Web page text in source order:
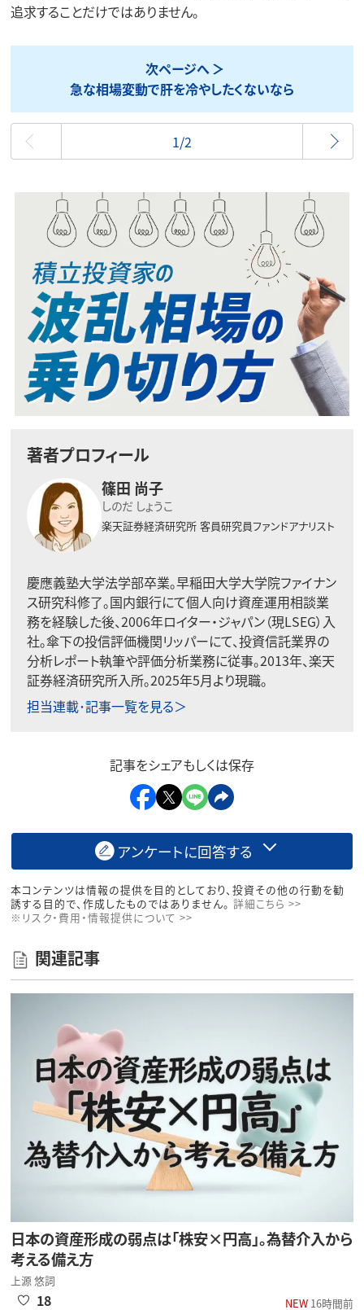
追求することだけではありません。
次ページへ
急な相場変動で肝を冷やしたくないなら
最初
1/2
著者プロフィール
篠田 尚子
しのだ しょうこ
楽天証券経済研究所 客員研究員ファンドアナリスト
慶應義塾大学法学部卒業。早稲田大学大学院ファイナン
ス研究科修了。国内銀行にて個人向け資産運用相談業
務を経験した後、2006年ロイター・ジャパン（現LSEG）入
社。傘下の投信評価機関リッパーにて、投資信託業界の
分析レポート執筆や評価分析業務に従事。2013年、楽天
証券経済研究所入所。2025年5月より現職。
担当連載･記事一覧を見る＞
記事をシェアもしくは保存
アンケートに回答する
本コンテンツは情報の提供を目的としており、投資その他の行動を勧
誘する目的で、作成したものではありません。 詳細こちら >>
※リスク・費用・情報提供について >>
関連記事
日本の資産形成の弱点は「株安×円高」。為替介入から
考える備え方
上源 悠詞
NEW16時間前
18